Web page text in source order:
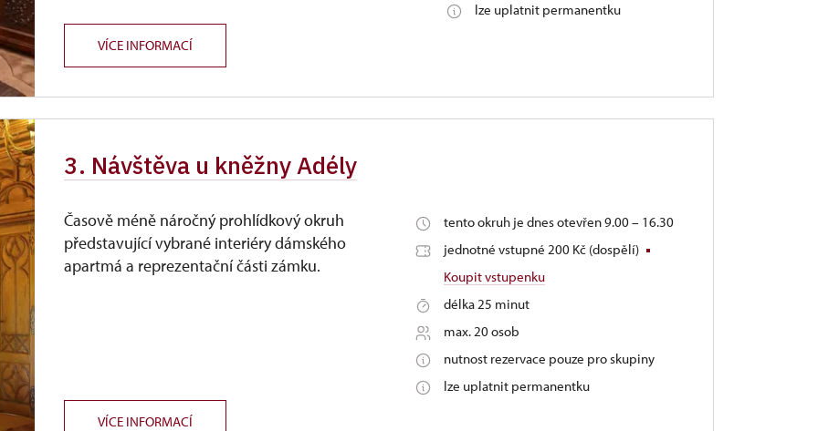
lze uplatnit permanentku
VÍCE INFORMACÍ
3. Návštěva u kněžny Adély
Časově méně náročný prohlídkový okruh
představující vybrané interiéry dámského
apartmá a reprezentační části zámku.
tento okruh je dnes otevřen 9.00 – 16.30
jednotné vstupné 200 Kč (dospělí)
Koupit vstupenku
délka 25 minut
max. 20 osob
nutnost rezervace pouze pro skupiny
lze uplatnit permanentku
VÍCE INFORMACÍ